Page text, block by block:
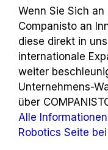
Wenn Sie Sich
Companisto an
diese direkt in
internationale
weiter
Unternehmens-
über
Alle
Robotics Seite bei